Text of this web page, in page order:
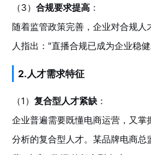
（3） 合规要求提高 ：
随着监管政策完善，企业对合规
人指出："直播合规已成为企业稳
2.人才需求特征
（1） 复合型人才紧缺 ：
企业普遍需要既懂电商运营，又
分析的复合型人才。某品牌电商